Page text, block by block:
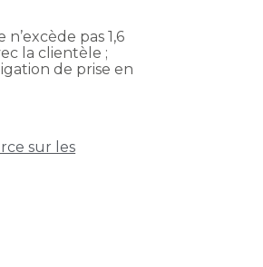
pas 1,6
la clientèle ;
de prise en
sur les